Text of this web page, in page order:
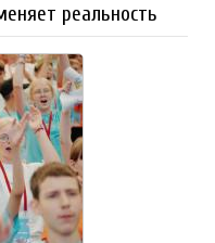
реальность